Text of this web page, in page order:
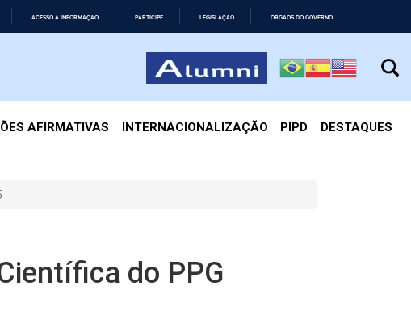
ACESSO À INFORMAÇÃO PARTICIPE LEGISLAÇÃO ÓRGÃOS DO GOVERNO
AFIRMATIVAS INTERNACIONALIZAÇÃO PIPD DESTAQUES
do PPG